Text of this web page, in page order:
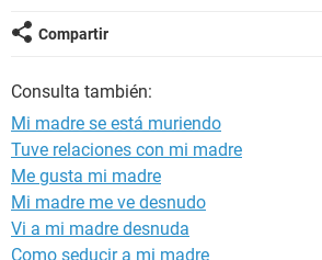
GLOSARIO
Compartir
Consulta también:
Mi madre se está muriendo
Tuve relaciones con mi madre
Me gusta mi madre
Mi madre me ve desnudo
Vi a mi madre desnuda
Como seducir a mi madre